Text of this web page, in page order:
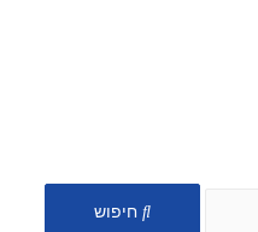
חיפוש